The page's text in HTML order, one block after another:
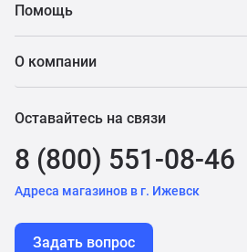
Помощь
О компании
Оставайтесь на связи
8 (800) 551-08-46
Адреса магазинов в г. Ижевск
Задать вопрос